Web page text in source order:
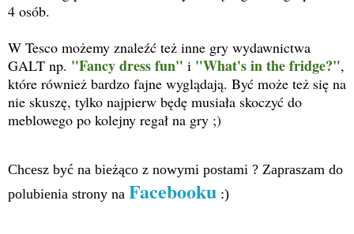
4 osób.
W Tesco możemy znaleźć też inne gry wydawnictwa
GALT np. "Fancy dress fun" i "What's in the fridge?",
które również bardzo fajne wyglądają. Być może też się na
nie skuszę, tylko najpierw będę musiała skoczyć do
meblowego po kolejny regał na gry ;)
Chcesz być na bieżąco z nowymi postami ? Zapraszam do
polubienia strony na Facebooku :)